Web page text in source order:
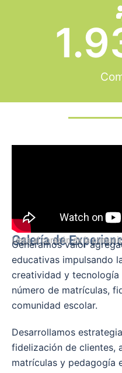
Galería de
Llega al corazón de la
Generamos valor
educativas impulsando
creatividad y tecnología
número de matrículas,
comunidad escolar.
Desarrollamos
fidelización de clientes,
matrículas y pedagogía